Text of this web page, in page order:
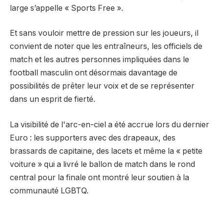
large s’appelle « Sports Free ».
Et sans vouloir mettre de pression sur les joueurs, il
convient de noter que les entraîneurs, les officiels de
match et les autres personnes impliquées dans le
football masculin ont désormais davantage de
possibilités de prêter leur voix et de se représenter
dans un esprit de fierté.
La visibilité de l'arc-en-ciel a été accrue lors du dernier
Euro : les supporters avec des drapeaux, des
brassards de capitaine, des lacets et même la « petite
voiture » qui a livré le ballon de match dans le rond
central pour la finale ont montré leur soutien à la
communauté LGBTQ.